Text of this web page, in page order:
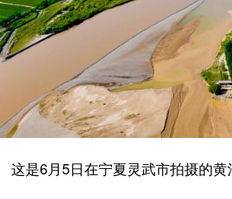
这是6月5日在宁夏灵武市拍摄的黄